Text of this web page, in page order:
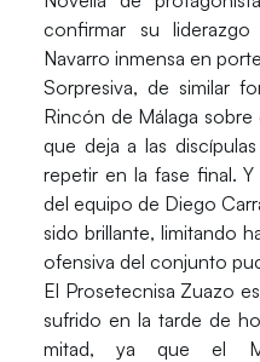
confirmar su
Navarro inmensa en
Sorpresiva, de similar
Rincón de Málaga sobre
que deja a las
repetir en la fase final.
del equipo de Diego
sido brillante, limitando
ofensiva del conjunto
El Prosetecnisa Zuazo
sufrido en la tarde de
mitad, ya que el